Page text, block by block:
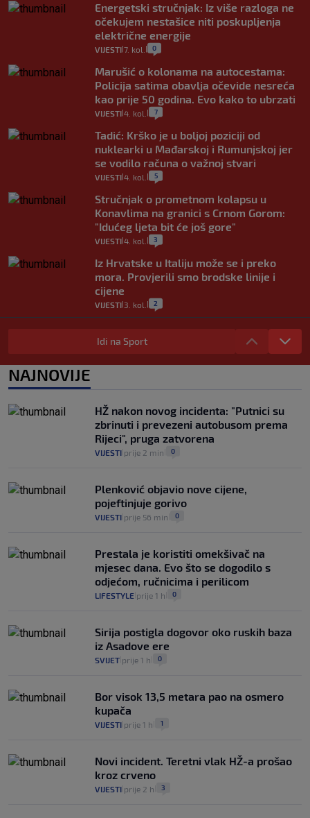
Energetski stručnjak: Iz više razloga ne
očekujem nestašice niti poskupljenja
električne energije
VIJESTI 7. kol. 0
Marušić o kolonama na autocestama:
Policija satima obavlja očevide nesreća
kao prije 50 godina. Evo kako to ubrzati
VIJESTI 4. kol. 7
Tadić: Krško je u boljoj poziciji od
nuklearki u Mađarskoj i Rumunjskoj jer
se vodilo računa o važnoj stvari
VIJESTI 4. kol. 5
Stručnjak o prometnom kolapsu u
Konavlima na granici s Crnom Gorom:
"Idućeg ljeta bit će još gore"
VIJESTI 4. kol. 3
Iz Hrvatske u Italiju može se i preko
mora. Provjerili smo brodske linije i
cijene
VIJESTI 3. kol. 2
Uzgajivač objasnio zašto kilogram
rajčica košta deset eura: "Nećete ih
vidjeti na akcijama u trgovinama"
8
Evo aktualnih cijena i nekoliko savjeta
da prođe što lakše i jeftinije
2. kol. 0
Idi na Sport
NAJNOVIJE
HŽ nakon novog incidenta: "Putnici su
zbrinuti i prevezeni autobusom prema
Rijeci", pruga zatvorena
VIJESTI prije 2 min 0
Plenković objavio nove cijene,
pojeftinjuje gorivo
VIJESTI prije 56 min 0
Prestala je koristiti omekšivač na
mjesec dana. Evo što se dogodilo s
odjećom, ručnicima i perilicom
LIFESTYLE prije 1 h 0
Sirija postigla dogovor oko ruskih baza
iz Asadove ere
SVIJET prije 1 h 0
Bor visok 13,5 metara pao na osmero
kupača
VIJESTI prije 1 h 1
Novi incident. Teretni vlak HŽ-a prošao
kroz crveno
VIJESTI prije 2 h 3